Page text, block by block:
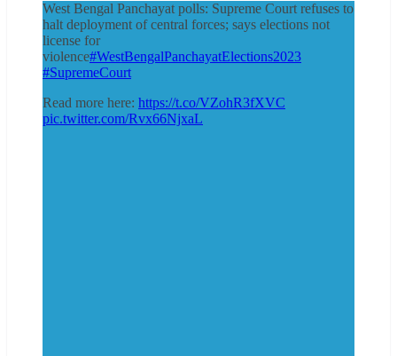
West Bengal Panchayat polls: Supreme Court refuses to
halt deployment of central forces; says elections not
license for
violence#WestBengalPanchayatElections2023
#SupremeCourt
Read more here: https://t.co/VZohR3fXVC
pic.twitter.com/Rvx66NjxaL